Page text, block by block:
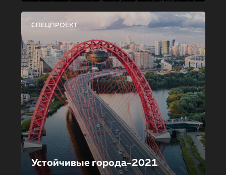
СПЕЦПРОЕКТ
Устойчивые города-2021